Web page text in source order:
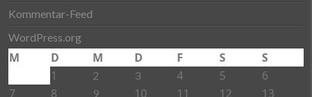
Kommentar-Feed
WordPress.org
M D M D F S
S
1
2 3 4 5
6
7
8 9 10 11 12
13